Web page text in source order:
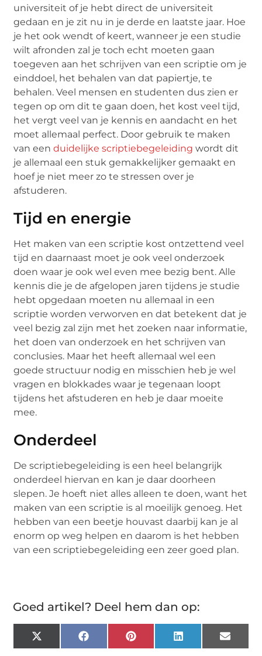
universiteit of je hebt direct de universiteit
gedaan en je zit nu in je derde en laatste jaar. Hoe
je het ook wendt of keert, wanneer je een studie
wilt afronden zal je toch echt moeten gaan
toegeven aan het schrijven van een scriptie om je
einddoel, het behalen van dat papiertje, te
behalen. Veel mensen en studenten dus zien er
tegen op om dit te gaan doen, het kost veel tijd,
het vergt veel van je kennis en aandacht en het
moet allemaal perfect. Door gebruik te maken
van een duidelijke scriptiebegeleiding wordt dit
je allemaal een stuk gemakkelijker gemaakt en
hoef je niet meer zo te stressen over je
afstuderen.
Tijd en energie
Het maken van een scriptie kost ontzettend veel
tijd en daarnaast moet je ook veel onderzoek
doen waar je ook wel even mee bezig bent. Alle
kennis die je de afgelopen jaren tijdens je studie
hebt opgedaan moeten nu allemaal in een
scriptie worden verworven en dat betekent dat je
veel bezig zal zijn met het zoeken naar informatie,
het doen van onderzoek en het schrijven van
conclusies. Maar het heeft allemaal wel een
goede structuur nodig en misschien heb je wel
vragen en blokkades waar je tegenaan loopt
tijdens het afstuderen en heb je daar moeite
mee.
Onderdeel
De scriptiebegeleiding is een heel belangrijk
onderdeel hiervan en kan je daar doorheen
slepen. Je hoeft niet alles alleen te doen, want het
maken van een scriptie is al moeilijk genoeg. Het
hebben van een beetje houvast daarbij kan je al
enorm op weg helpen en daarom is het hebben
van een scriptiebegeleiding een zeer goed plan.
Goed artikel? Deel hem dan op:
X
(Twitter)
FacebookPinterest LinkedIn Email